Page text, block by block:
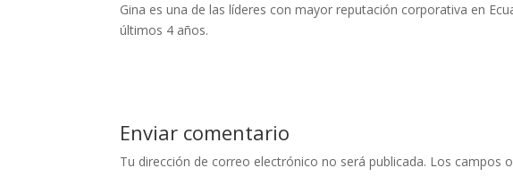
Gina es una de las líderes con mayor reputación corporativa en
últimos 4 años.
Enviar comentario
Tu dirección de correo electrónico no será publicada. Los campos